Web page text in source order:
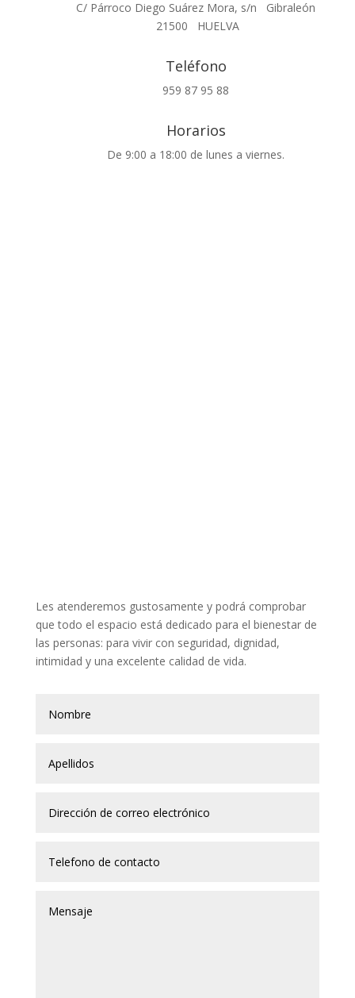
C/ Párroco Diego Suárez Mora, s/n Gibraleón
21500 HUELVA
Teléfono
959 87 95 88
Horarios
De 9:00 a 18:00 de lunes a viernes.
Les atenderemos gustosamente y podrá comprobar
que todo el espacio está dedicado para el bienestar de
las personas: para vivir con seguridad, dignidad,
intimidad y una excelente calidad de vida.